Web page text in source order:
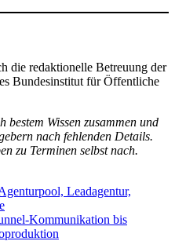
die redaktionelle Betreuung der
Bundesinstitut für Öffentliche
bestem Wissen zusammen und
nach fehlenden Details.
zu Terminen selbst nach.
Leadagentur,
Kommunikation bis